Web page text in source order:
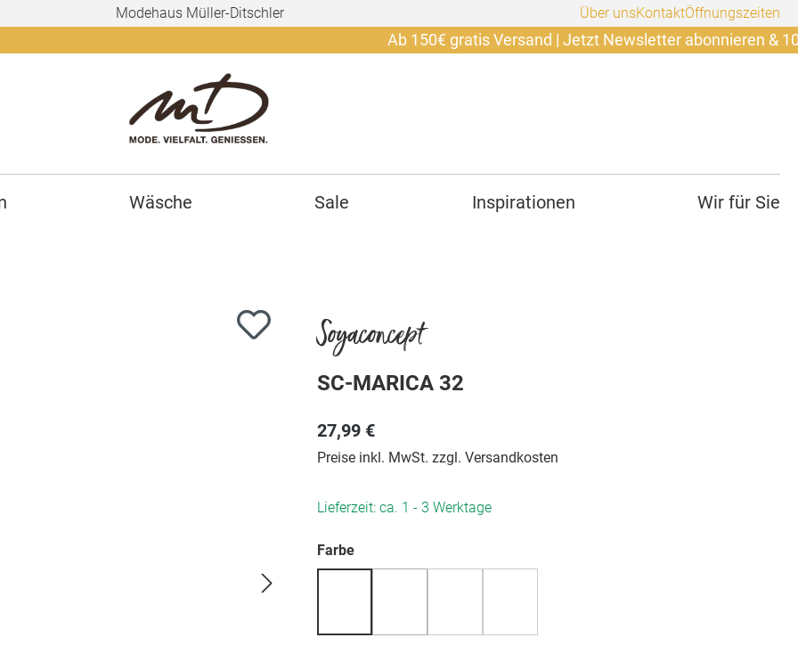
Modehaus Müller-Ditschler Über unsKontaktÖffnungszeiten
Ab 150€ gratis Versand | Jetzt Newsletter abonnieren & 10€
Wäsche Sale Inspirationen Wir für Sie
Soyaconcept
SC-MARICA 32
27,99 €
Preise inkl. MwSt. zzgl. Versandkosten
Lieferzeit: ca. 1 - 3 Werktage
Farbeauswählen